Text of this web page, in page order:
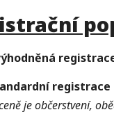
registrace
je občerstvení,